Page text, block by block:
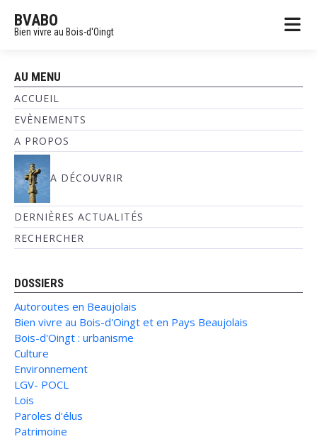
BVABO
Bien vivre au Bois-d'Oingt
AU MENU
ACCUEIL
EVÈNEMENTS
A PROPOS
A DÉCOUVRIR
DERNIÈRES ACTUALITÉS
RECHERCHER
DOSSIERS
Autoroutes en Beaujolais
Bien vivre au Bois-d'Oingt et en Pays Beaujolais
Bois-d'Oingt : urbanisme
Culture
Environnement
LGV- POCL
Lois
Paroles d'élus
Patrimoine